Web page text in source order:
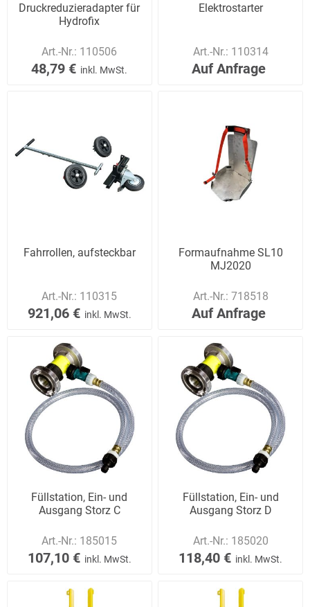
Druckreduzieradapter für
Hydrofix
Art.-Nr.: 110506
48,79 € inkl. MwSt.
Elektrostarter
Art.-Nr.: 110314
Auf Anfrage
Fahrrollen, aufsteckbar
Art.-Nr.: 110315
921,06 € inkl. MwSt.
Formaufnahme SL10
MJ2020
Art.-Nr.: 718518
Auf Anfrage
Füllstation, Ein- und
Ausgang Storz C
Art.-Nr.: 185015
107,10 € inkl. MwSt.
Füllstation, Ein- und
Ausgang Storz D
Art.-Nr.: 185020
118,40 € inkl. MwSt.